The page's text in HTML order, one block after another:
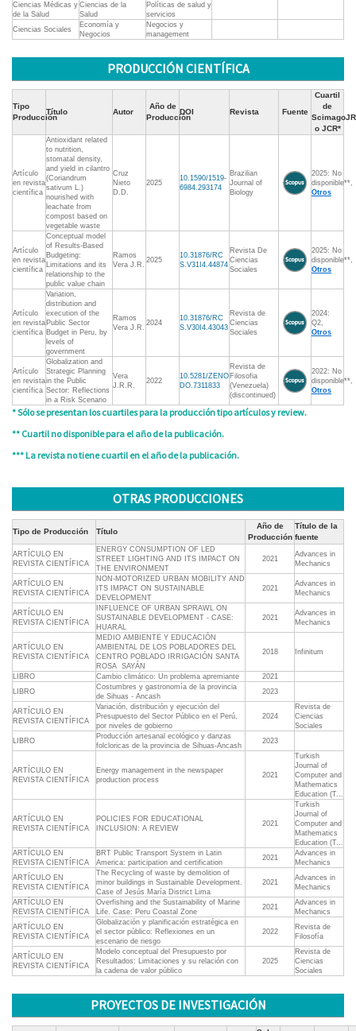
Ciencias Médicas y
de la Salud
Ciencias de la
Salud
Políticas de salud y
servicios
Ciencias Sociales
Economía y
Negocios
Negocios y
management
PRODUCCIÓN CIENTÍFICA
Tipo
Producción
Título Autor
Año de
Producción
DOI Revista Fuente
Cuartil
de
ScimagoJR
o JCR*
Artículo
en revista
científica
Antioxidant related
to nutrition,
stomatal density,
and yield in cilantro
(Coriandrum
sativum L.)
nourished with
leachate from
compost based on
vegetable waste
Cruz
Nieto
D.D.
2025
10.1590/1519-
6984.293174
Brazilian
Journal of
Biology
2025: No
disponible**,
Otros
Artículo
en revista
científica
Conceptual model
of Results-Based
Budgeting:
Limitations and its
relationship to the
public value chain
Ramos
Vera J.R.
2025
10.31876/RC
S.V31I4.44874
Revista De
Ciencias
Sociales
2025: No
disponible**,
Otros
Artículo
en revista
científica
Variation,
distribution and
execution of the
Public Sector
Budget in Peru, by
levels of
government
Ramos
Vera J.R.
2024
10.31876/RC
S.V30I4.43043
Revista de
Ciencias
Sociales
2024:
Q2,
Otros
Artículo
en revista
científica
Globalization and
Strategic Planning
in the Public
Sector: Reflections
in a Risk Scenario
Vera
J.R.R.
2022
10.5281/ZENO
DO.7311833
Revista de
Filosofia
(Venezuela)
(discontinued)
2022: No
disponible**,
Otros
* Sólo se presentan los cuartiles para la producción tipo artículos y review.
** Cuartil no disponible para el año de la publicación.
*** La revista no tiene cuartil en el año de la publicación.
OTRAS PRODUCCIONES
Tipo de Producción Título
Año de
Producción
Título de la
fuente
ARTÍCULO EN
REVISTA CIENTÍFICA
ENERGY CONSUMPTION OF LED
STREET LIGHTING AND ITS IMPACT ON
THE ENVIRONMENT
2021
Advances in
Mechanics
ARTÍCULO EN
REVISTA CIENTÍFICA
NON-MOTORIZED URBAN MOBILITY AND
ITS IMPACT ON SUSTAINABLE
DEVELOPMENT
2021
Advances in
Mechanics
ARTÍCULO EN
REVISTA CIENTÍFICA
INFLUENCE OF URBAN SPRAWL ON
SUSTAINABLE DEVELOPMENT - CASE:
HUARAL
2021
Advances in
Mechanics
ARTÍCULO EN
REVISTA CIENTÍFICA
MEDIO AMBIENTE Y EDUCACIÓN
AMBIENTAL DE LOS POBLADORES DEL
CENTRO POBLADO IRRIGACIÓN SANTA
ROSA  SAYÁN
2018 Infinitum
LIBRO Cambio climático: Un problema apremiante
2021
LIBRO
Costumbres y gastronomía de la provincia
de Sihuas - Ancash
2023
ARTÍCULO EN
REVISTA CIENTÍFICA
Variación, distribución y ejecución del
Presupuesto del Sector Público en el Perú,
por niveles de gobierno
2024
Revista de
Ciencias
Sociales
LIBRO
Producción artesanal ecológico y danzas
folcloricas de la provincia de Sihuas-Ancash
2023
ARTÍCULO EN
REVISTA CIENTÍFICA
Energy management in the newspaper
production process
2021
Turkish
Journal of
Computer and
Mathematics
Education (T...
ARTÍCULO EN
REVISTA CIENTÍFICA
POLICIES FOR EDUCATIONAL
INCLUSION: A REVIEW
2021
Turkish
Journal of
Computer and
Mathematics
Education (T...
ARTÍCULO EN
REVISTA CIENTÍFICA
BRT Public Transport System in Latin
America: participation and certification
2021
Advances in
Mechanics
ARTÍCULO EN
REVISTA CIENTÍFICA
The Recycling of waste by demolition of
minor buildings in Sustainable Development.
Case of Jesús María District Lima
2021
Advances in
Mechanics
ARTÍCULO EN
REVISTA CIENTÍFICA
Overfishing and the Sustainability of Marine
Life. Case: Peru Coastal Zone
2021
Advances in
Mechanics
ARTÍCULO EN
REVISTA CIENTÍFICA
Globalización y planificación estratégica en
el sector público: Reflexiones en un
escenario de riesgo
2022
Revista de
Filosofía
ARTÍCULO EN
REVISTA CIENTÍFICA
Modelo conceptual del Presupuesto por
Resultados: Limitaciones y su relación con
la cadena de valor público
2025
Revista de
Ciencias
Sociales
PROYECTOS DE INVESTIGACIÓN